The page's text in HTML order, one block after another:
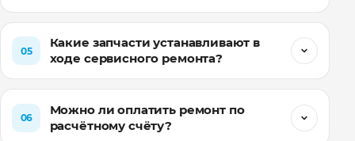
05
Какие запчасти устанавливают в
ходе сервисного ремонта?
06
Можно ли оплатить ремонт по
расчётному счёту?